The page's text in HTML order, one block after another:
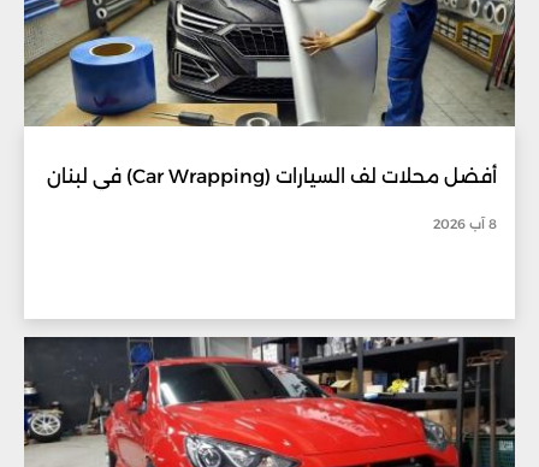
أفضل محلات لف السيارات (Car Wrapping) في لبنان
8 آب 2026